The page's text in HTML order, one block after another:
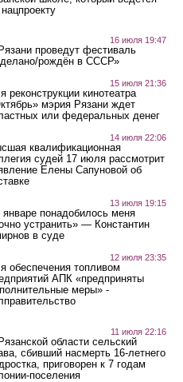
16 июля 19:47
проведут фестиваль
рождён в СССР»
15 июля 21:36
реконструкции кинотеатра
мэрия Рязани ждет
или федеральных денег
14 июля 22:06
квалификационная
судей 17 июля рассмотрит
Елены Сапуновой об
13 июля 19:15
понадобилось меня
устранить» — Константин
в суде
12 июля 23:35
обеспечения топливом
АПК «предприняты
меры» -
11 июля 22:16
области сельский
сбивший насмерть 16-летнего
приговорен к 7 годам
поселения